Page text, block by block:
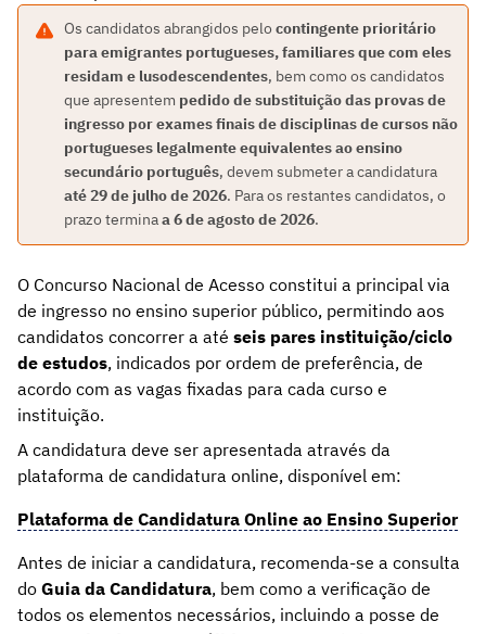
Os candidatos abrangidos pelocontingente prioritário
para emigrantes portugueses, familiares que com eles
residam e lusodescendentes, bem como os candidatos
que apresentem pedido de substituição das provas de
ingresso por exames finais de disciplinas de cursos não
portugueses legalmente equivalentes ao ensino
secundário português, devem submeter a candidatura
até 29 de julho de 2026. Para os restantes candidatos, o
prazo terminaa 6 de agosto de 2026.
O Concurso Nacional de Acesso constitui a principal via
de ingresso no ensino superior público, permitindo aos
candidatos concorrer a até seis pares instituição/ciclo
de estudos, indicados por ordem de preferência, de
acordo com as vagas fixadas para cada curso e
instituição.
A candidatura deve ser apresentada através da
plataforma de candidatura online, disponível em:
Plataforma de Candidatura Online ao Ensino Superior
Antes de iniciar a candidatura, recomenda-se a consulta
do Guia da Candidatura, bem como a verificação de
todos os elementos necessários, incluindo a posse de